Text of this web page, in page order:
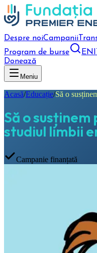
Despre noiCampanii
Program de burse
EN
Donează
Meniu
Acasă/Educație/Să o
Să o
studiul limbii
Campanie finanțată